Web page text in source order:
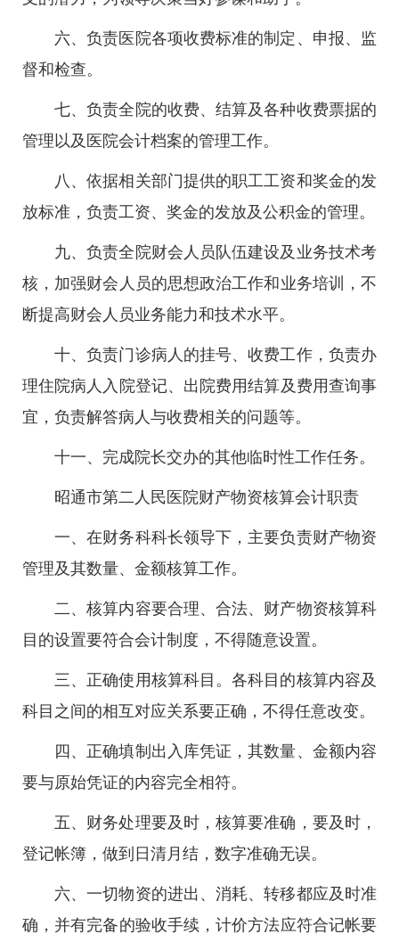
六、负责医院各项收费标准的制定、申报、监
督和检查。
七、负责全院的收费、结算及各种收费票据的
管理以及医院会计档案的管理工作。
八、依据相关部门提供的职工工资和奖金的发
放标准，负责工资、奖金的发放及公积金的管理。
九、负责全院财会人员队伍建设及业务技术考
核，加强财会人员的思想政治工作和业务培训，不
断提高财会人员业务能力和技术水平。
十、负责门诊病人的挂号、收费工作，负责办
理住院病人入院登记、出院费用结算及费用查询事
宜，负责解答病人与收费相关的问题等。
十一、完成院长交办的其他临时性工作任务。
昭通市第二人民医院财产物资核算会计职责
一、在财务科科长领导下，主要负责财产物资
管理及其数量、金额核算工作。
二、核算内容要合理、合法、财产物资核算科
目的设置要符合会计制度，不得随意设置。
三、正确使用核算科目。各科目的核算内容及
科目之间的相互对应关系要正确，不得任意改变。
四、正确填制出入库凭证，其数量、金额内容
要与原始凭证的内容完全相符。
五、财务处理要及时，核算要准确，要及时，
登记帐簿，做到日清月结，数字准确无误。
六、一切物资的进出、消耗、转移都应及时准
确，并有完备的验收手续，计价方法应符合记帐要